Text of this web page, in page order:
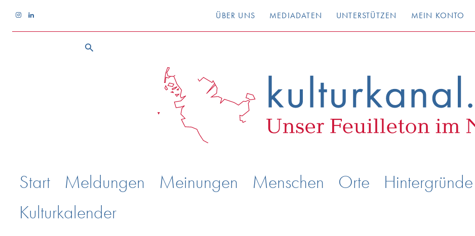
ÜBER UNS MEDIADATEN UNTERSTÜTZEN MEIN KONTO
Start Meldungen Meinungen Menschen Orte Hintergründe
Kulturkalender